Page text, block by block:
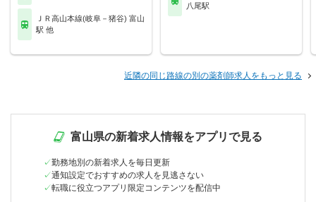
ＪＲ高山本線(岐阜－猪谷) 富山
駅 他
八尾駅
近隣の同じ路線の別の薬剤師求人をもっと見る
富山県の新着求人情報をアプリで見る
勤務地別の新着求人を毎日更新
通知設定でおすすめの求人を見逃さない
転職に役立つアプリ限定コンテンツを配信中